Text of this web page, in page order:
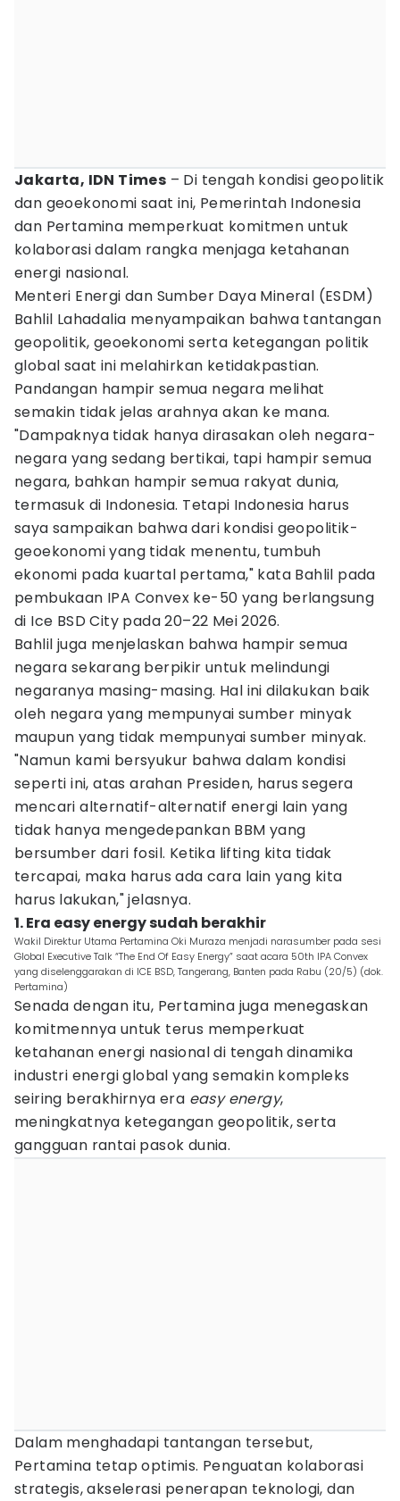
Jakarta, IDN Times – Di tengah kondisi geopolitik
dan geoekonomi saat ini, Pemerintah Indonesia
dan Pertamina memperkuat komitmen untuk
kolaborasi dalam rangka menjaga ketahanan
energi nasional.
Menteri Energi dan Sumber Daya Mineral (ESDM)
Bahlil Lahadalia menyampaikan bahwa tantangan
geopolitik, geoekonomi serta ketegangan politik
global saat ini melahirkan ketidakpastian.
Pandangan hampir semua negara melihat
semakin tidak jelas arahnya akan ke mana.
"Dampaknya tidak hanya dirasakan oleh negara-
negara yang sedang bertikai, tapi hampir semua
negara, bahkan hampir semua rakyat dunia,
termasuk di Indonesia. Tetapi Indonesia harus
saya sampaikan bahwa dari kondisi geopolitik-
geoekonomi yang tidak menentu, tumbuh
ekonomi pada kuartal pertama," kata Bahlil pada
pembukaan IPA Convex ke-50 yang berlangsung
di Ice BSD City pada 20–22 Mei 2026.
Bahlil juga menjelaskan bahwa hampir semua
negara sekarang berpikir untuk melindungi
negaranya masing-masing. Hal ini dilakukan baik
oleh negara yang mempunyai sumber minyak
maupun yang tidak mempunyai sumber minyak.
"Namun kami bersyukur bahwa dalam kondisi
seperti ini, atas arahan Presiden, harus segera
mencari alternatif-alternatif energi lain yang
tidak hanya mengedepankan BBM yang
bersumber dari fosil. Ketika lifting kita tidak
tercapai, maka harus ada cara lain yang kita
harus lakukan," jelasnya.
1. Era easy energy sudah berakhir
Wakil Direktur Utama Pertamina Oki Muraza menjadi narasumber pada sesi
Global Executive Talk “The End Of Easy Energy” saat acara 50th IPA Convex
yang diselenggarakan di ICE BSD, Tangerang, Banten pada Rabu (20/5) (dok.
Pertamina)
Senada dengan itu, Pertamina juga menegaskan
komitmennya untuk terus memperkuat
ketahanan energi nasional di tengah dinamika
industri energi global yang semakin kompleks
seiring berakhirnya era easy energy,
meningkatnya ketegangan geopolitik, serta
gangguan rantai pasok dunia.
Dalam menghadapi tantangan tersebut,
Pertamina tetap optimis. Penguatan kolaborasi
strategis, akselerasi penerapan teknologi, dan